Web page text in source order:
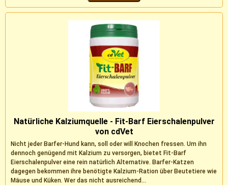
Natürliche Kalziumquelle - Fit-Barf Eierschalenpulver
von cdVet
Nicht jeder Barfer-Hund kann, soll oder will Knochen fressen. Um ihn
dennoch genügend mit Kalzium zu versorgen, bietet Fit-Barf
Eierschalenpulver eine rein natürlich Alternative. Barfer-Katzen
dagegen bekommen ihre benötigte Kalzium-Ration über Beutetiere wie
Mäuse und Küken. Wer das nicht ausreichend...